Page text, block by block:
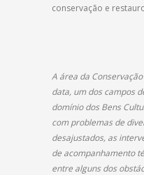
conservação e
A área da
data, um dos campos
domínio dos Bens
com problemas de
desajustados, as
de acompanhamento
entre alguns dos